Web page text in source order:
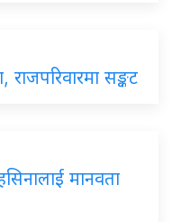
राजपरिवारमा सङ्कट
हसिनालाई मानवता